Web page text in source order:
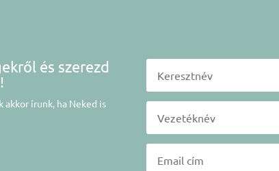
és szerezd
írunk, ha Neked is